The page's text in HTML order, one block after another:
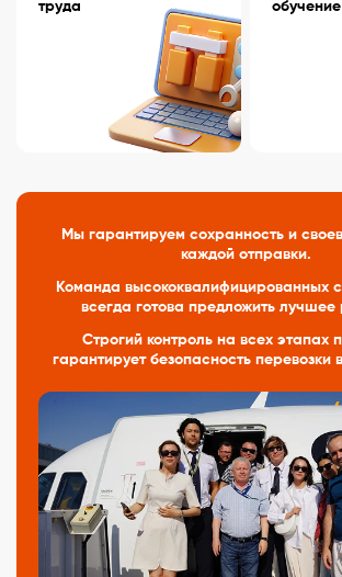
труда обучение
Мы гарантируем сохранность и
каждой отправки.
Команда высококвалифицированных
всегда готова предложить
Строгий контроль на всех этапах
гарантирует безопасность перевозки